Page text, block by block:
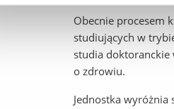
Obecnie procesem
studiujących w
studia doktoranckie
o zdrowiu.
Jednostka